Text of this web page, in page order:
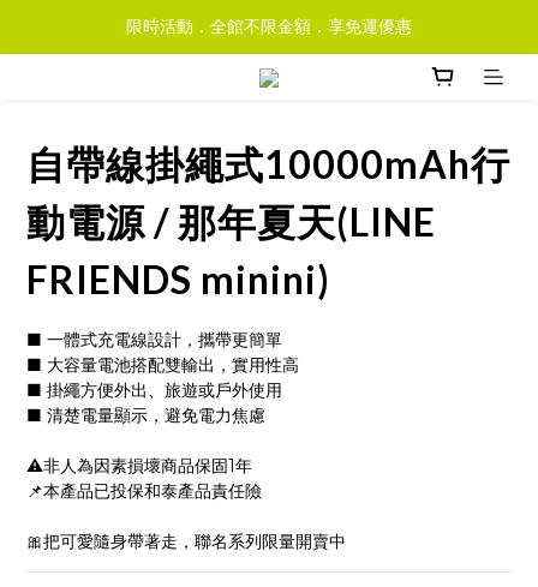
限時活動．全館不限金額．享免運優惠
自帶線掛繩式10000mAh行
動電源 / 那年夏天(LINE
FRIENDS minini)
■ 一體式充電線設計，攜帶更簡單
■ 大容量電池搭配雙輸出，實用性高
■ 掛繩方便外出、旅遊或戶外使用
■ 清楚電量顯示，避免電力焦慮
⚠️非人為因素損壞商品保固1年
📌本產品已投保和泰產品責任險
🎀把可愛隨身帶著走，聯名系列限量開賣中